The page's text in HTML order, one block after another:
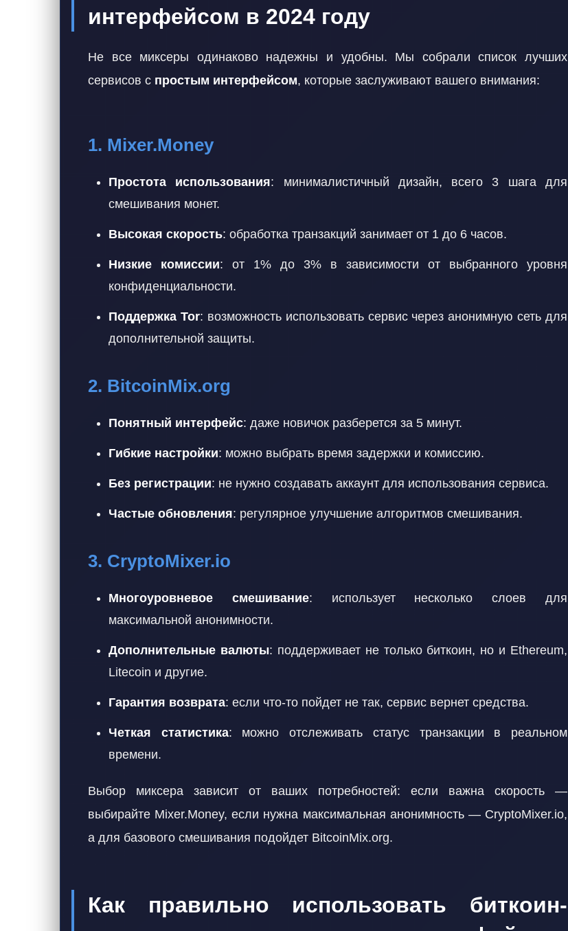
интерфейсом в 2024 году
Не все миксеры одинаково надежны и удобны. Мы собрали список лучших
сервисов с простым интерфейсом, которые заслуживают вашего внимания:
1. Mixer.Money
Простота использования: минималистичный дизайн, всего 3 шага для
смешивания монет.
Высокая скорость: обработка транзакций занимает от 1 до 6 часов.
Низкие комиссии: от 1% до 3% в зависимости от выбранного уровня
конфиденциальности.
Поддержка Tor: возможность использовать сервис через анонимную сеть для
дополнительной защиты.
2. BitcoinMix.org
Понятный интерфейс: даже новичок разберется за 5 минут.
Гибкие настройки: можно выбрать время задержки и комиссию.
Без регистрации: не нужно создавать аккаунт для использования сервиса.
Частые обновления: регулярное улучшение алгоритмов смешивания.
3. CryptoMixer.io
Многоуровневое смешивание: использует несколько слоев для
максимальной анонимности.
Дополнительные валюты: поддерживает не только биткоин, но и Ethereum,
Litecoin и другие.
Гарантия возврата: если что-то пойдет не так, сервис вернет средства.
Четкая статистика: можно отслеживать статус транзакции в реальном
времени.
Выбор миксера зависит от ваших потребностей: если важна скорость —
выбирайте Mixer.Money, если нужна максимальная анонимность — CryptoMixer.io,
а для базового смешивания подойдет BitcoinMix.org.
Как правильно использовать биткоин-